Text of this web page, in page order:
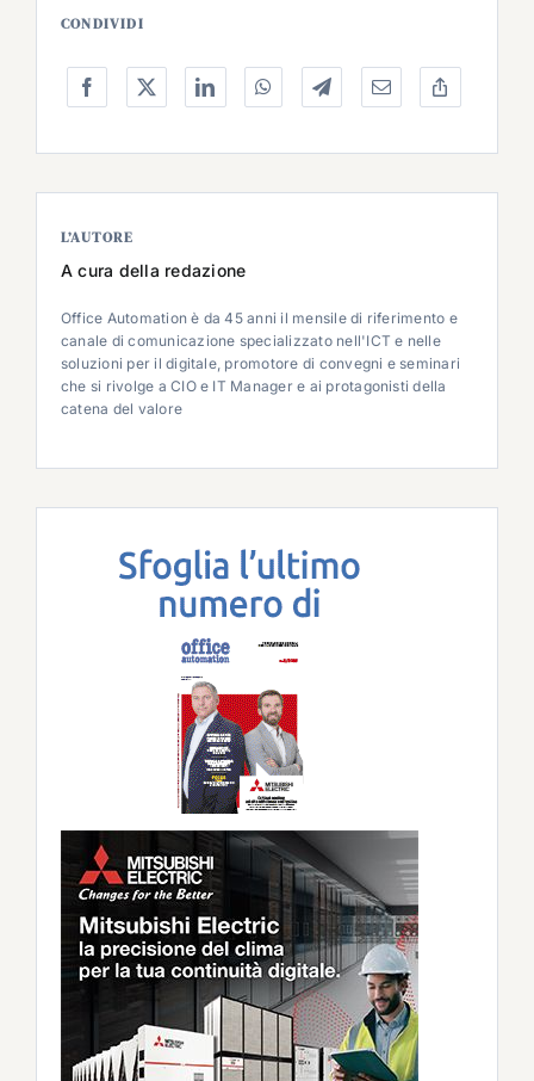
CONDIVIDI
L’AUTORE
A cura della redazione
Office Automation è da 45 anni il mensile di riferimento e
canale di comunicazione specializzato nell'ICT e nelle
soluzioni per il digitale, promotore di convegni e seminari
che si rivolge a CIO e IT Manager e ai protagonisti della
catena del valore